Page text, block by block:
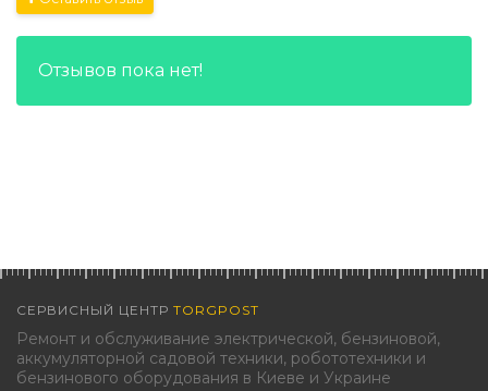
Отзывов пока нет!
СЕРВИСНЫЙ ЦЕНТР TORGPOST
Ремонт и обслуживание электрической, бензиновой,
аккумуляторной садовой техники, робототехники и
бензинового оборудования в Киеве и Украине